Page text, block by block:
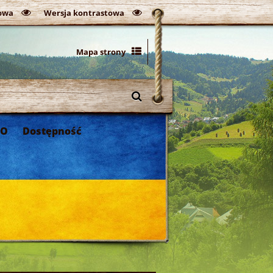
Wersja kontrastowa
Mapa strony
Dostępność